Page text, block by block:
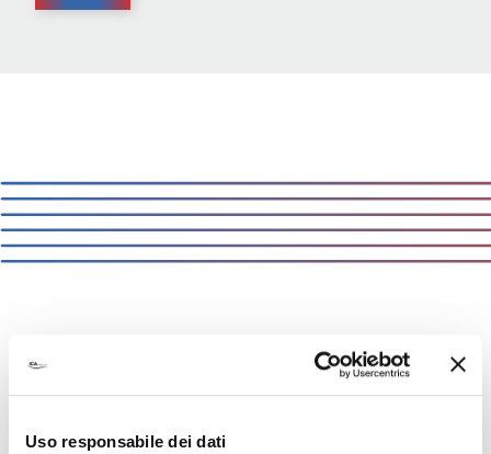
Uso responsabile dei dati
solutions that matter